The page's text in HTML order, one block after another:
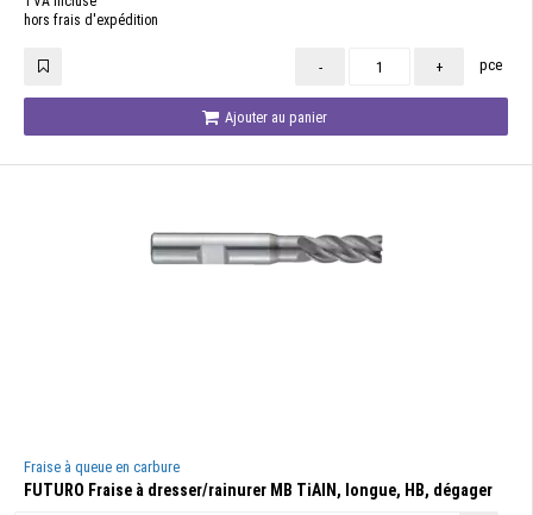
hors frais d'expédition
- + pce
Ajouter au panier
Fraise à queue en carbure
FUTURO Fraise à dresser/rainurer MB TiAlN, longue, HB, dégager